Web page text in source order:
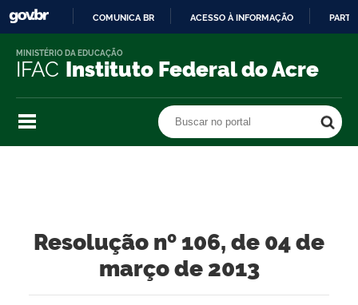
O
COMUNICA BR ACESSO À INFORMAÇÃO
IFAC Instituto Federal do Acre
MINISTÉRIO DA EDUCAÇÃO
Buscar no portal
Resolução nº 106, de 04 de
março de 2013